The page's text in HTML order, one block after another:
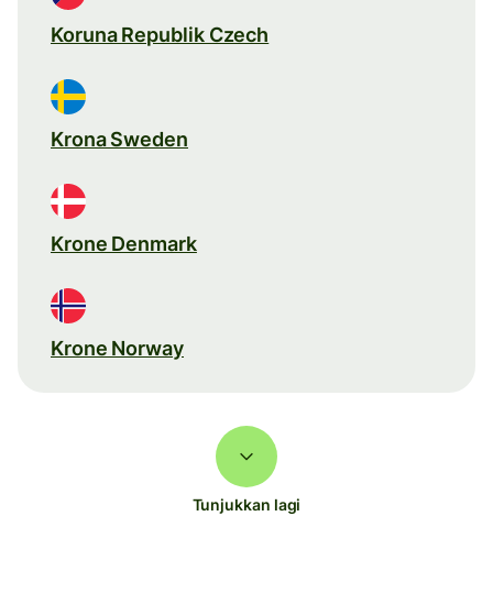
Koruna Republik Czech
Krona Sweden
Krone Denmark
Krone Norway
Tunjukkan lagi